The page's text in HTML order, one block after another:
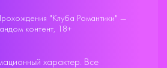
"Клуба Романтики" —
контент, 18+
характер. Все